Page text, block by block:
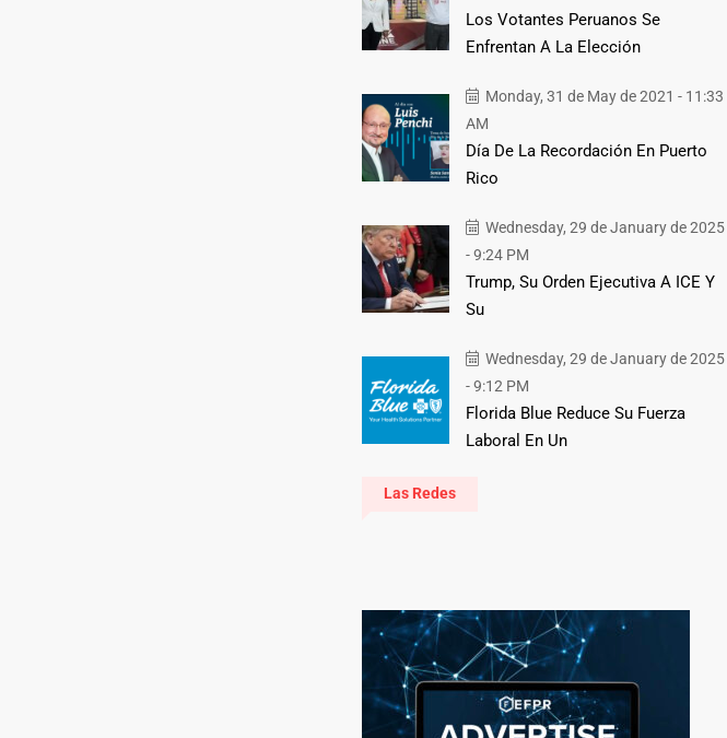
Los Votantes Peruanos Se
Enfrentan A La Elección
Monday, 31 de May de 2021 - 11:33
AM
Día De La Recordación En Puerto
Rico
Wednesday, 29 de January de 2025
- 9:24 PM
Trump, Su Orden Ejecutiva A ICE Y
Su
Wednesday, 29 de January de 2025
- 9:12 PM
Florida Blue Reduce Su Fuerza
Laboral En Un
Las Redes